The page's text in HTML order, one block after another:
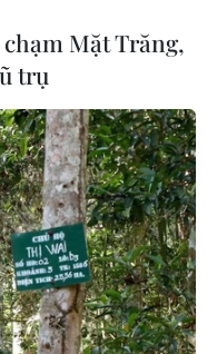
Mặt Trăng,
trụ